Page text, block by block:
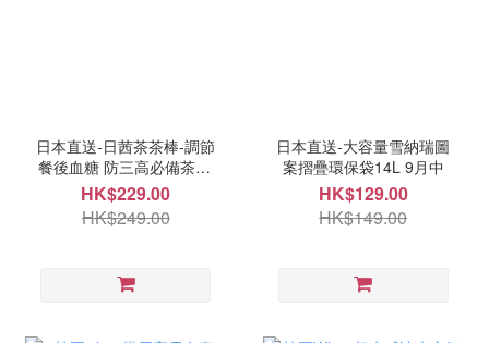
日本直送-日茜茶茶棒-調節
餐後血糖 防三高必備茶20
入 9月中
HK$229.00
HK$249.00
日本直送-大容量雪納瑞圖
案摺疊環保袋14L 9月中
HK$129.00
HK$149.00